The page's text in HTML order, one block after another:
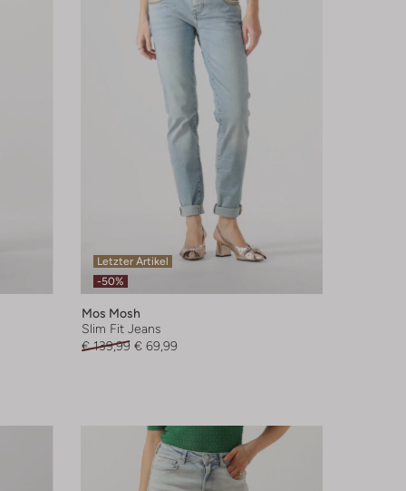
Letzter Artikel
-50%
Mos Mosh
Slim Fit Jeans
€ 139,99 € 69,99